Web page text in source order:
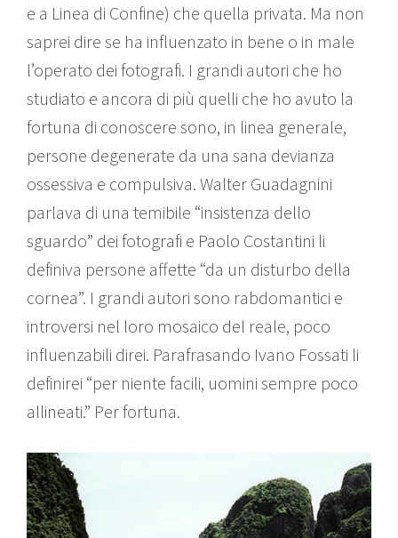
e a Linea di Confine) che quella privata. Ma non
saprei dire se ha influenzato in bene o in male
l’operato dei fotografi. I grandi autori che ho
studiato e ancora di più quelli che ho avuto la
fortuna di conoscere sono, in linea generale,
persone degenerate da una sana devianza
ossessiva e compulsiva. Walter Guadagnini
parlava di una temibile “insistenza dello
sguardo” dei fotografi e Paolo Costantini li
definiva persone affette “da un disturbo della
cornea”. I grandi autori sono rabdomantici e
introversi nel loro mosaico del reale, poco
influenzabili direi. Parafrasando Ivano Fossati li
definirei “per niente facili, uomini sempre poco
allineati.” Per fortuna.